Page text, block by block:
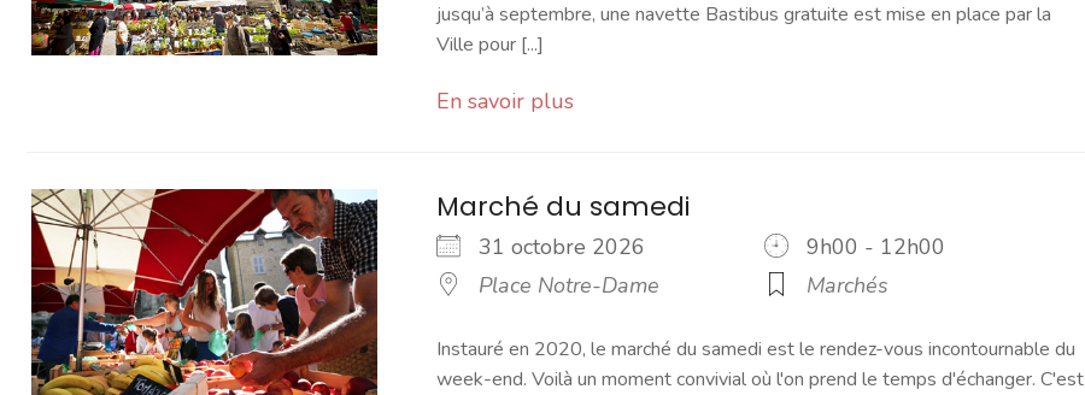
jusqu’à septembre, une navette Bastibus gratuite est mise en place par la
Ville pour [...]
En savoir plus
Marché du samedi
31 octobre 2026
9h00 - 12h00
Place Notre-Dame
Marchés
Instauré en 2020, le marché du samedi est le rendez-vous incontournable du
week-end. Voilà un moment convivial où l'on prend le temps d'échanger. C'est